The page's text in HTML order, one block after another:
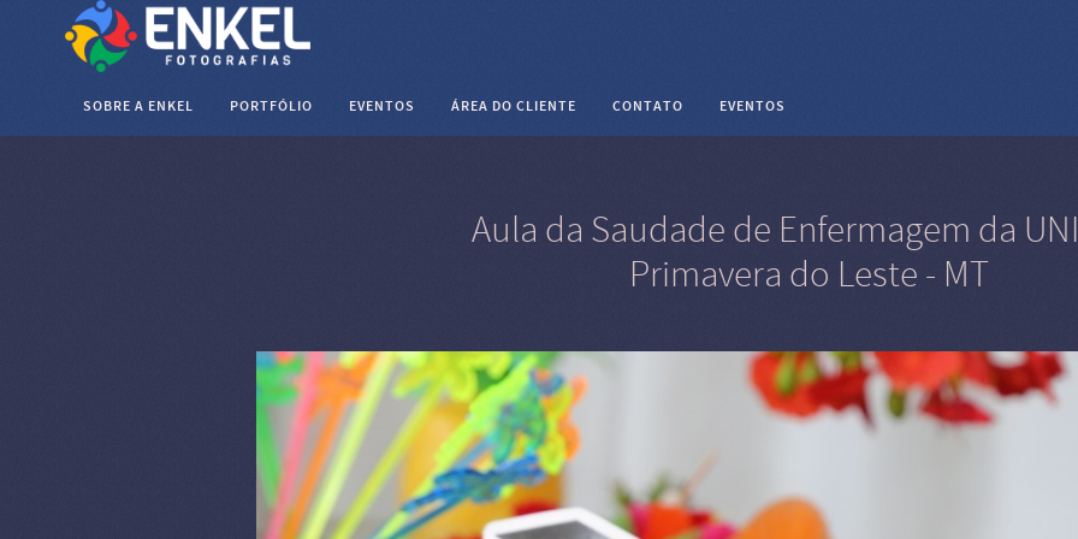
SOBRE A ENKEL PORTFÓLIO EVENTOS ÁREA DO CLIENTE CONTATO EVENTOS
Aula da Saudade de Enfermagem da
Primavera do Leste - MT